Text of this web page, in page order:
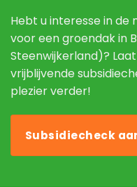
Hebt u interesse in de
voor een groendak in
Steenwijkerland)?
vrijblijvende
plezier verder!
Subsidiecheck